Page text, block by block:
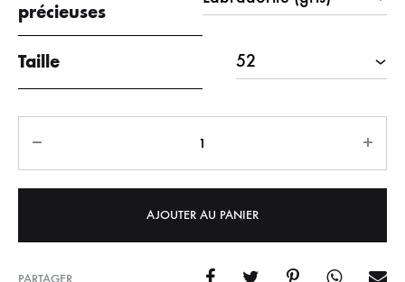
précieuses
Taille
AJOUTER AU PANIER
PARTAGER